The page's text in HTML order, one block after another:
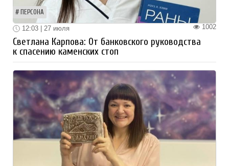
ПЕРСОНА
1002
12:03 | 27 июля
Светлана Карпова: От банковского руководства
к спасению каменских стоп